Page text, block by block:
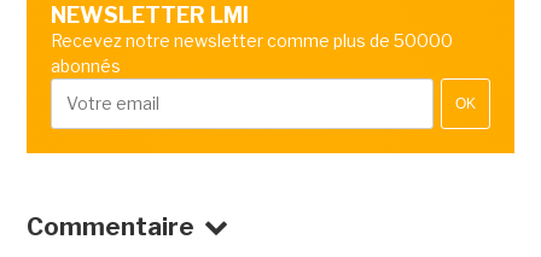
NEWSLETTER LMI
Recevez notre newsletter comme plus de 50000
abonnés
OK
Commentaire